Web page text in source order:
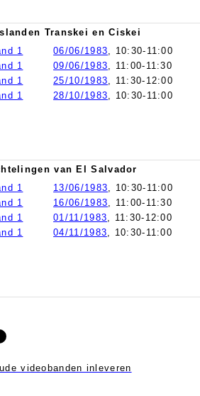
Transkei en Ciskei
1
06/06/1983, 10:30-11:00
1
09/06/1983, 11:00-11:30
1
25/10/1983, 11:30-12:00
1
28/10/1983, 10:30-11:00
van El Salvador
1
13/06/1983, 10:30-11:00
1
16/06/1983, 11:00-11:30
1
01/11/1983, 11:30-12:00
1
04/11/1983, 10:30-11:00